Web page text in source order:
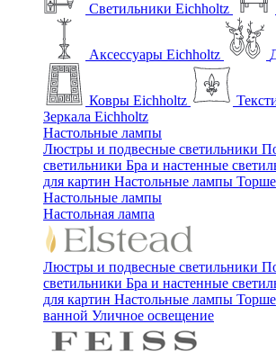
Светильники Eichholtz
Аксессуары Eichholtz
Ковры Eichholtz
Зеркала Eichholtz
Настольные лампы
Люстры и подвесные светильники
светильники Бра и настенные
для картин Настольные лампы
Настольные лампы
Настольная лампа
Люстры и подвесные светильники
светильники Бра и настенные
для картин Настольные лампы
ванной Уличное освещение